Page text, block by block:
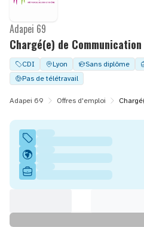
Chargé(e) de
Adapei 69
CDI Lyon Sans diplôme
Pas de télétravail
Adapei 69 Offres d'emploi